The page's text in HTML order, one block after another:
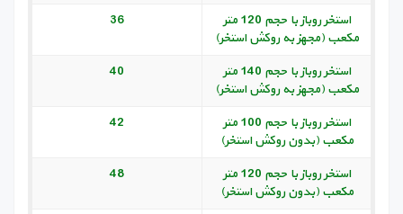
استخر روباز با حجم 120 متر
مکعب (مجهز به روکش استخر)
36
استخر روباز با حجم 140 متر
مکعب (مجهز به روکش استخر)
40
استخر روباز با حجم 100 متر
مکعب (بدون روکش استخر)
42
استخر روباز با حجم 120 متر
مکعب (بدون روکش استخر)
48